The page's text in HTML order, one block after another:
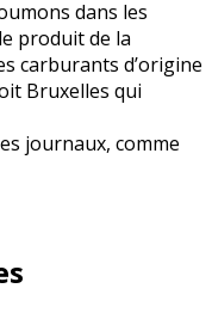
dans les
produit de la
carburants d’origine
Bruxelles qui
journaux, comme